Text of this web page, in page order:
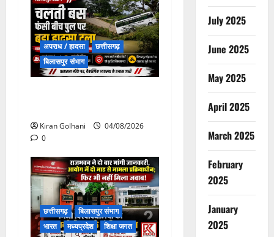
अपराध / हादसा
छत्तीसगढ़
बिलासपुर संभाग
Kiran Golhani
04/08/2026
0
छत्तीसगढ़
बिलासपुर संभाग
भारत
मध्यप्रदेश शिक्षा जगत
July 2025
June 2025
May 2025
April 2025
March 2025
February
2025
January
2025